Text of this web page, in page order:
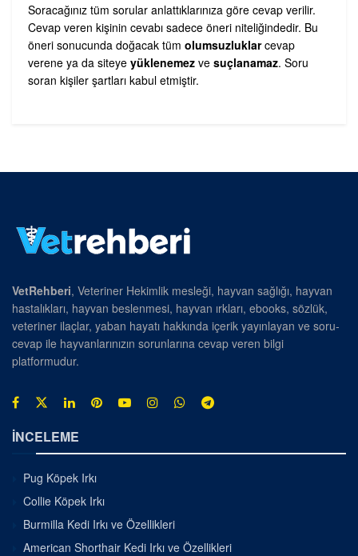
Soracağınız tüm sorular anlattıklarınıza göre cevap verilir.
Cevap veren kişinin cevabı sadece öneri niteliğindedir. Bu
öneri sonucunda doğacak tüm olumsuzluklarcevap
verene ya da siteye yüklenemez ve suçlanamaz. Soru
soran kişiler şartları kabul etmiştir.
VetRehberi, Veteriner Hekimlik mesleği, hayvan sağlığı, hayvan
hastalıkları, hayvan beslenmesi, hayvan ırkları, ebooks, sözlük,
veteriner ilaçlar, yaban hayatı hakkında içerik yayınlayan ve soru-
cevap ile hayvanlarınızın sorunlarına cevap veren bilgi
platformudur.
İNCELEME
Pug Köpek Irkı
Collie Köpek Irkı
Burmilla Kedi Irkı ve Özellikleri
American Shorthair Kedi Irkı ve Özellikleri